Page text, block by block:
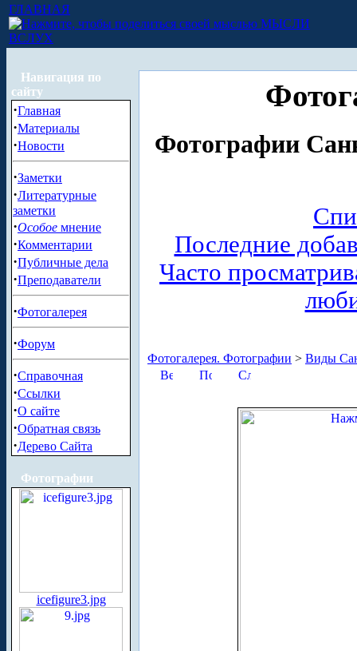
ГЛАВНАЯ
МЫСЛИ
ВСЛУХ
Навигация по
сайту
·Главная
·Материалы
·Новости
·Заметки
·Литературные
заметки
·Особое мнение
·Комментарии
·Публичные дела
·Преподаватели
·Фотогалерея
·Форум
·Справочная
·Ссылки
·О сайте
·Обратная связь
·Дерево Сайта
Фотографии
icefigure3.jpg
Фотографии
Последние
Часто
Фотогалерея. Фотографии > Виды